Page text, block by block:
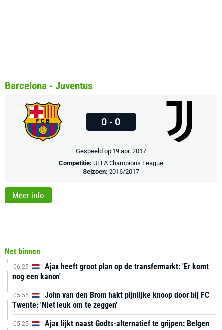
Net binnen
06:25
Ajax heeft groot plan op de transfermarkt: 'Er komt
nog een kanon'
05:55
John van den Brom hakt pijnlijke knoop door bij FC
Twente: 'Niet leuk om te zeggen'
05:25
Ajax lijkt naast Godts-alternatief te grijpen: Belgen
Barcelona - Juventus
0 - 0
Gespeeld op 19 apr. 2017
Competitie: UEFA Champions League
Seizoen: 2016/2017
Meer info